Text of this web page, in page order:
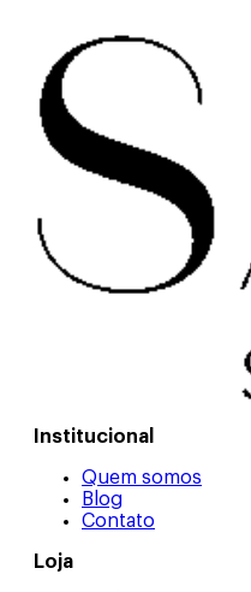
Institucional
Quem somos
Blog
Contato
Loja